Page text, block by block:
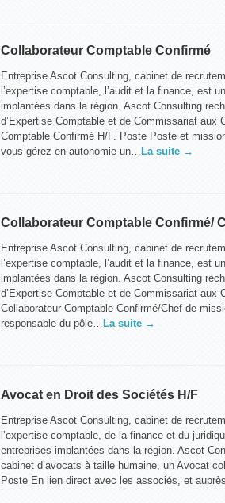
Collaborateur Comptable Confirmé
Entreprise Ascot Consulting, cabinet de
l’expertise comptable, l’audit et la finance, est
implantées dans la région. Ascot Consulting
d’Expertise Comptable et de Commissariat aux
Comptable Confirmé H/F. Poste Poste et
vous gérez en autonomie un… La suite →
Collaborateur Comptable Confirmé/
Entreprise Ascot Consulting, cabinet de
l’expertise comptable, l’audit et la finance, est
implantées dans la région. Ascot Consulting
d’Expertise Comptable et de Commissariat aux
Collaborateur Comptable Confirmé/Chef de
responsable du pôle… La suite →
Avocat en Droit des Sociétés H/F
Entreprise Ascot Consulting, cabinet de
l’expertise comptable, de la finance et du
entreprises implantées dans la région. Ascot
cabinet d’avocats à taille humaine, un Avocat
Poste En lien direct avec les associés, et